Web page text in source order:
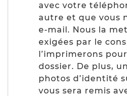
avec votre
autre et que vous
e-mail. Nous la
exigées par le
l’imprimerons
dossier. De plus,
photos d’identité
vous sera remis